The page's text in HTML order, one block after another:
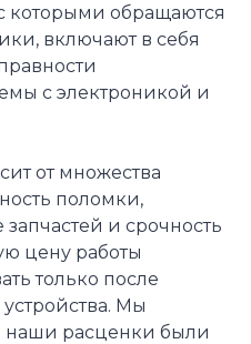
которыми обращаются
включают в себя
с электроникой и
от множества
поломки,
и срочность
цену работы
только после
Мы
наши расценки были